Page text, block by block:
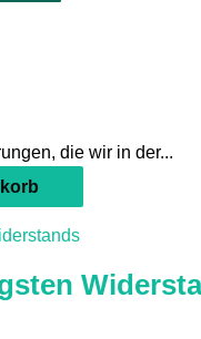
die wir in der...